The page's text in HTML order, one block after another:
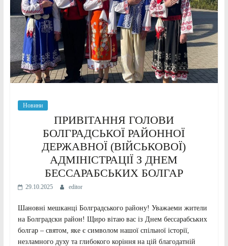
Новини
ПРИВІТАННЯ ГОЛОВИ
БОЛГРАДСЬКОЇ РАЙОННОЇ
ДЕРЖАВНОЇ (ВІЙСЬКОВОЇ)
АДМІНІСТРАЦІЇ З ДНЕМ
БЕССАРАБСЬКИХ БОЛГАР
29.10.2025 editor
Шановні мешканці Болградського району! Уважаеми жители
на Болградски район! Щиро вітаю вас із Днем бессарабських
болгар – святом, яке є символом нашої спільної історії,
незламного духу та глибокого коріння на цій благодатній